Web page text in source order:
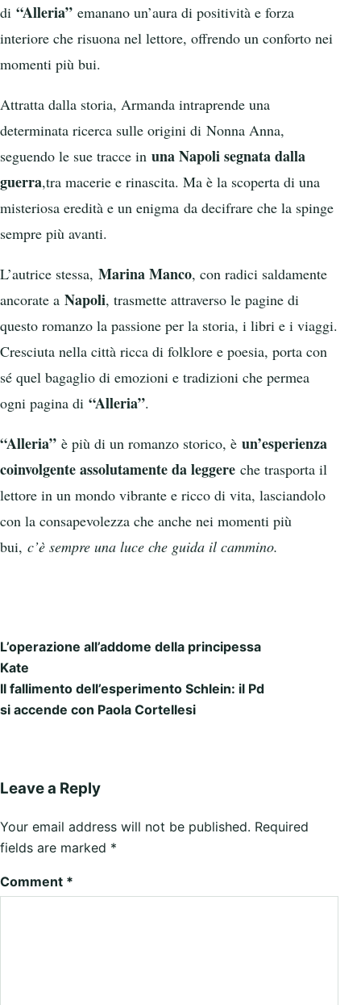
di “Alleria” emanano un’aura di positività e forza
interiore che risuona nel lettore, offrendo un conforto nei
momenti più bui.
Attratta dalla storia, Armanda intraprende una
determinata ricerca sulle origini di Nonna Anna,
seguendo le sue tracce in una Napoli segnata dalla
guerra,tra macerie e rinascita. Ma è la scoperta di una
misteriosa eredità e un enigma da decifrare che la spinge
sempre più avanti.
L’autrice stessa, Marina Manco, con radici saldamente
ancorate a Napoli, trasmette attraverso le pagine di
questo romanzo la passione per la storia, i libri e i viaggi.
Cresciuta nella città ricca di folklore e poesia, porta con
sé quel bagaglio di emozioni e tradizioni che permea
ogni pagina di “Alleria”.
“Alleria” è più di un romanzo storico, è un’esperienza
coinvolgente assolutamente da leggere che trasporta il
lettore in un mondo vibrante e ricco di vita, lasciandolo
con la consapevolezza che anche nei momenti più
bui, c’è sempre una luce che guida il cammino.
Post navigation
L’operazione all’addome della principessa
Kate
Il fallimento dell’esperimento Schlein: il Pd
si accende con Paola Cortellesi
Leave a Reply
Your email address will not be published. Required
fields are marked *
Comment *